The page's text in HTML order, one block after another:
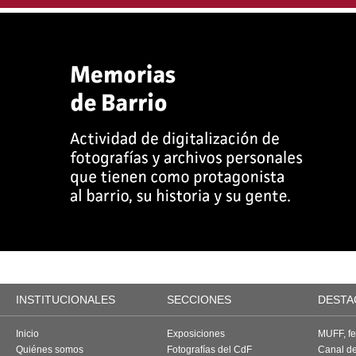
INSTITUCIONALES SECCIONES
Inicio
Quiénes somos
Exposiciones
Fotografías del CdF
MUFF,
Canal